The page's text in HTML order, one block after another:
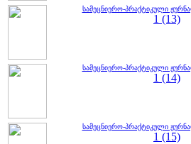
სამეცნიერო-პრაქტიკული
1 (13)
სამეცნიერო-პრაქტიკული
1 (14)
სამეცნიერო-პრაქტიკული
1 (15)